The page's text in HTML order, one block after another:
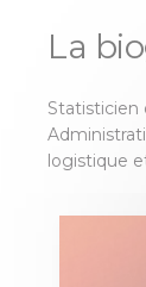
La
Statisticien
logistique